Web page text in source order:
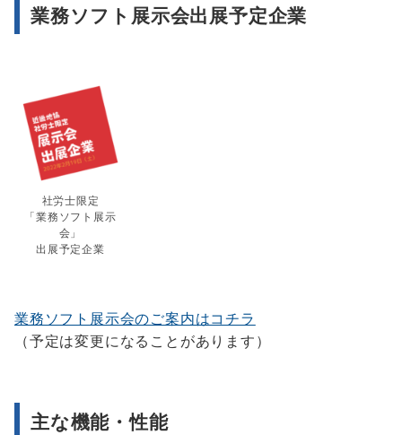
業務ソフト展示会出展予定企業
社労士限定
「業務ソフト展示
会」
出展予定企業
業務ソフト展示会のご案内はコチラ
（予定は変更になることがあります）
主な機能・性能